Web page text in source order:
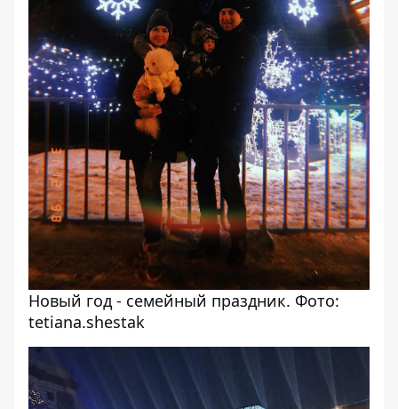
Новый год - семейный праздник. Фото:
tetiana.shestak